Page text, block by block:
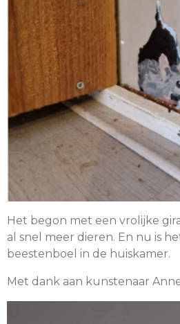
Het begon met een vrolijke
al snel meer dieren. En nu is
beestenboel in de huiskamer.
Met dank aan kunstenaar